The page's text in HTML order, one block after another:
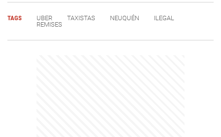
TAGS UBER TAXISTAS NEUQUÉN
ILEGAL
REMISES